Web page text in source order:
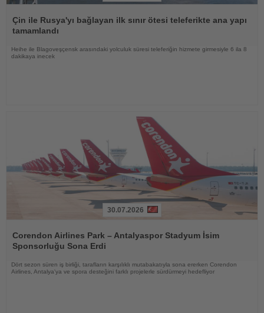
Oku
Çin ile Rusya'yı bağlayan ilk sınır ötesi teleferikte ana yapı
tamamlandı
Heihe ile Blagoveşçensk arasındaki yolculuk süresi teleferiğin hizmete girmesiyle 6 ila 8
dakikaya inecek
Oku
30.07.2026
Corendon Airlines Park – Antalyaspor Stadyum İsim
Sponsorluğu Sona Erdi
Dört sezon süren iş birliği, tarafların karşılıklı mutabakatıyla sona ererken Corendon
Airlines, Antalya'ya ve spora desteğini farklı projelerle sürdürmeyi hedefliyor